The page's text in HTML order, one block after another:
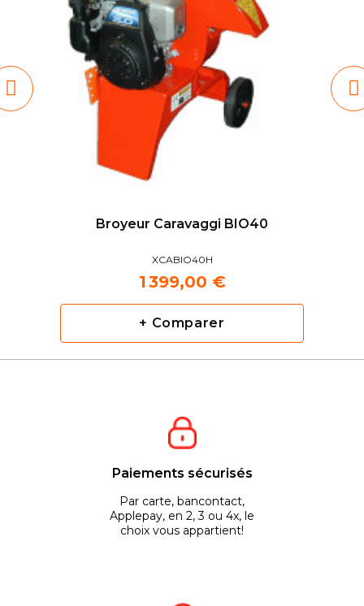
Broyeur Caravaggi BIO40
XCABIO40H
1 399,00 €
+ Comparer
Paiements sécurisés
Par carte, bancontact,
Applepay, en 2, 3 ou 4x, le
choix vous appartient!